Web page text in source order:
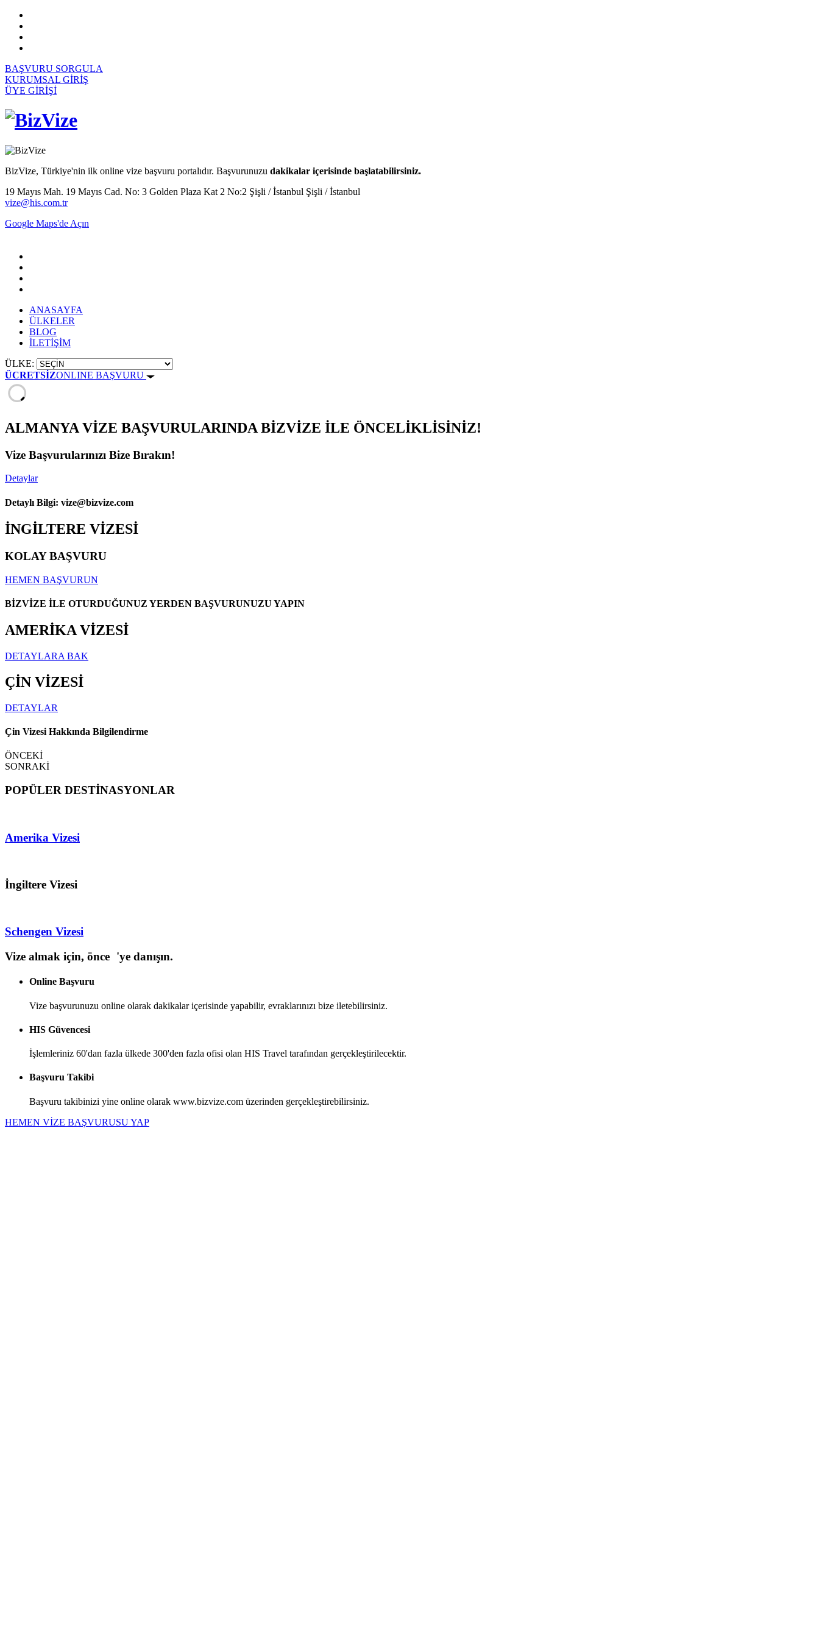
BAŞVURU SORGULA
KURUMSAL GİRİŞ
ÜYE GİRİŞİ
BizVize, Türkiye'nin ilk online vize başvuru portalıdır. Başvurunuzu dakikalar içerisinde başlatabilirsiniz.
19 Mayıs Mah. 19 Mayıs Cad. No: 3 Golden Plaza Kat 2 No:2 Şişli / İstanbul Şişli / İstanbul
vize@his.com.tr
Google Maps'de Açın
ANASAYFA
ÜLKELER
BLOG
İLETİŞİM
ÜLKE:
ÜCRETSİZONLINE BAŞVURU
ALMANYA VİZE BAŞVURULARINDA BİZVİZE İLE ÖNCELİKLİSİNİZ!
Vize Başvurularınızı Bize Bırakın!
Detaylar
Detaylı Bilgi: vize@bizvize.com
İNGİLTERE VİZESİ
KOLAY BAŞVURU
HEMEN BAŞVURUN
BİZVİZE İLE OTURDUĞUNUZ YERDEN BAŞVURUNUZU YAPIN
AMERİKA VİZESİ
DETAYLARA BAK
ÇİN VİZESİ
DETAYLAR
Çin Vizesi Hakkında Bilgilendirme
ÖNCEKİ
SONRAKİ
POPÜLER DESTİNASYONLAR
Amerika Vizesi
İngiltere Vizesi
Schengen Vizesi
Vize almak için, önce 'ye danışın.
Online Başvuru
Vize başvurunuzu online olarak dakikalar içerisinde yapabilir, evraklarınızı bize iletebilirsiniz.
HIS Güvencesi
İşlemleriniz 60'dan fazla ülkede 300'den fazla ofisi olan HIS Travel tarafından gerçekleştirilecektir.
Başvuru Takibi
Başvuru takibinizi yine online olarak www.bizvize.com üzerinden gerçekleştirebilirsiniz.
HEMEN VİZE BAŞVURUSU YAP